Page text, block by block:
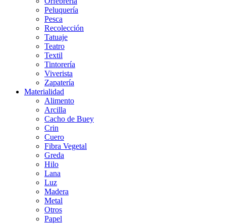
Peluquería
Pesca
Recolección
Tatuaje
Teatro
Textil
Tintorería
Viverista
Zapatería
Materialidad
Alimento
Arcilla
Cacho de Buey
Crin
Cuero
Fibra Vegetal
Greda
Hilo
Lana
Luz
Madera
Metal
Otros
Papel